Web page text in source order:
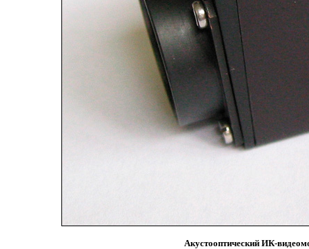
Акустооптический ИК-